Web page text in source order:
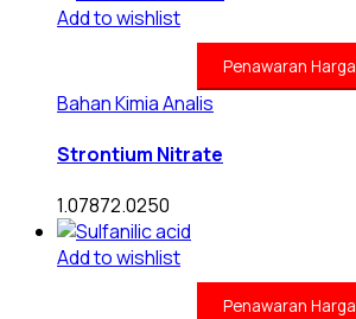
Add to wishlist
Penawaran Harga
Bahan Kimia Analis
Strontium Nitrate
1.07872.0250
Add to wishlist
Penawaran Harga